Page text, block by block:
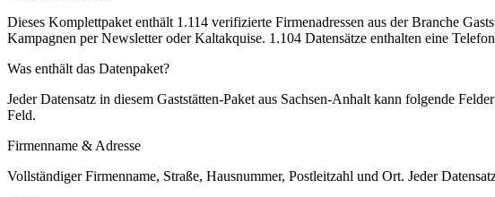
Dieses Komplettpaket enthält 1.114 verifizierte Firmenadressen aus der Branche
Kampagnen per Newsletter oder Kaltakquise. 1.104 Datensätze enthalten eine
Was enthält das Datenpaket?
Jeder Datensatz in diesem Gaststätten-Paket aus Sachsen-Anhalt kann folgende
Feld.
Firmenname & Adresse
Vollständiger Firmenname, Straße, Hausnummer, Postleitzahl und Ort. Jeder